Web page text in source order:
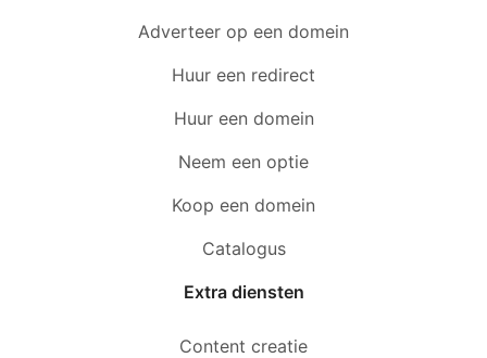
Adverteer op een domein
Huur een redirect
Huur een domein
Neem een optie
Koop een domein
Catalogus
Extra diensten
Content creatie